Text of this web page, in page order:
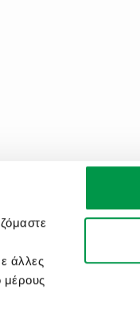
άλλες
μέρους